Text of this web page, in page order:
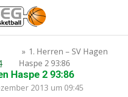
» 1. Herren – SV Hagen
Haspe 2 93:86
Haspe 2 93:86
2013 um 09:45